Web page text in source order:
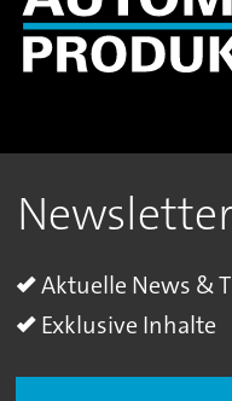
Newsletter
Aktuelle News &
Exklusive Inhalte